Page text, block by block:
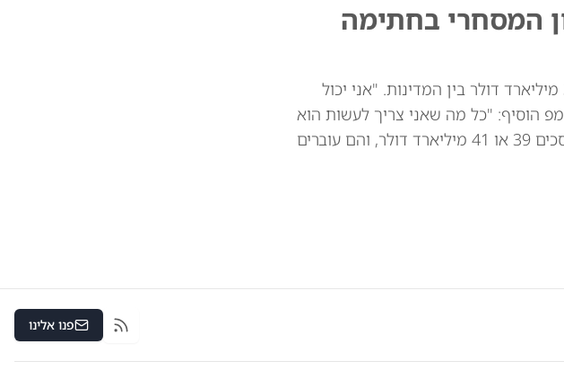
המסחרי בחתימה
נשיא ארה"ב דונלד טראמפ איים באופן מרומז על שוויץ בהקשר לגירעון המסחרי של 39 מיליארד דולר בין המדינות. "אני יכול
הוסיף: "כל מה שאני צריך לעשות הוא
לומר: אני לא רוצה את השעונים שלכם. אני לא רוצה את הסחורות שלכם. וכך אנחנו חוסכים 39 או 41 מיליארד דולר, והם עוברים
RSS פנו אלינו